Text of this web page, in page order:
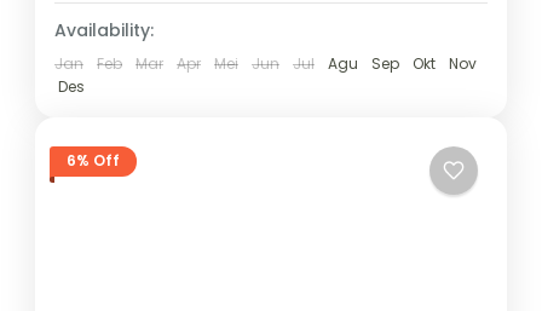
Availability:
Jan Feb Mar Apr Mei Jun Jul Agu Sep Okt
Nov
Des
6% Off